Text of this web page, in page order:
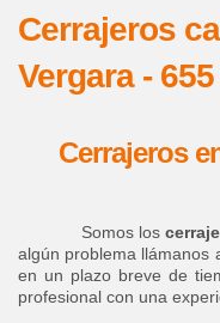
Cerrajeros
Vergara -
Cerrajeros
Somos los
algún problema llámanos
en un plazo breve de
profesional con una